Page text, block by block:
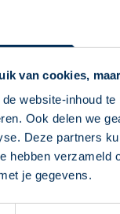
van cookies,
website-inhoud
Ook delen we
Deze partners
hebben verzameld
je gegevens.
Deze
Zo kan je
of als u
die lang
heeft u minder
te maken.
in met een
lopen. Als u gaat
's